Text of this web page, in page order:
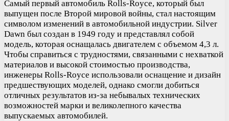
Самый первый автомобиль Rolls-Royce, который был
выпущен после Второй мировой войны, стал настоящим
символом изменений в автомобильной индустрии. Silver
Dawn был создан в 1949 году и представлял собой
модель, которая оснащалась двигателем с объемом 4,3 л.
Чтобы справиться с трудностями, связанными с нехваткой
материалов и высокой стоимостью производства,
инженеры Rolls-Royce использовали оснащение и дизайн
предшествующих моделей, однако смогли добиться
отличных результатов из-за небывалых технических
возможностей марки и великолепного качества
выпускаемых автомобилей.